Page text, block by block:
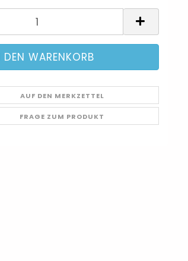
AUF DEN MERKZETTEL
FRAGE ZUM PRODUKT